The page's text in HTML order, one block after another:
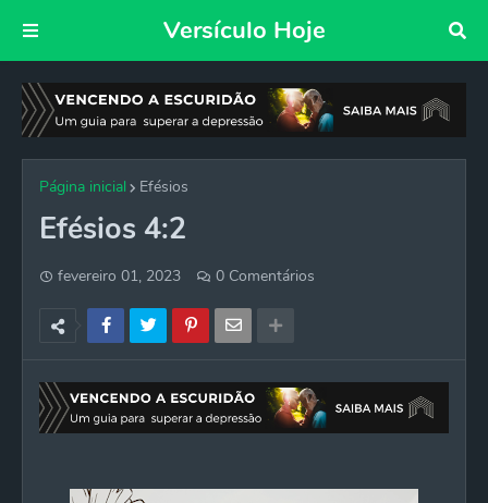
Versículo Hoje
Página inicial Efésios
Efésios 4:2
fevereiro 01, 2023 0 Comentários